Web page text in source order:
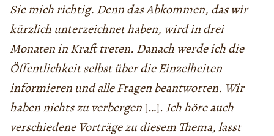
Sie mich richtig. Denn das Abkommen, das wir
kürzlich unterzeichnet haben, wird in drei
Monaten in Kraft treten. Danach werde ich die
Öffentlichkeit selbst über die Einzelheiten
informieren und alle Fragen beantworten. Wir
haben nichts zu verbergen […]. Ich höre auch
verschiedene Vorträge zu diesem Thema, lasst